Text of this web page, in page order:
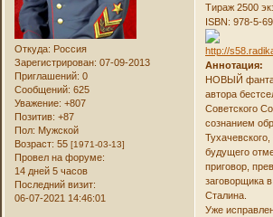
Откуда: Россия
Зарегистрирован: 07-09-2013
Приглашений: 0
Сообщений: 625
Уважение: +807
Позитив: +87
Пол: Мужской
Возраст: 55[1971-03-13]
Провел на форуме:
14 дней 5 часов
Последний визит:
06-07-2021 14:46:01
Тираж 2500
ISBN: 978-5-
Аннотация:
НОВЫЙ
автора
Советского
сознанием
будущего
приговор,
заговорщика
Сталина.
Уже